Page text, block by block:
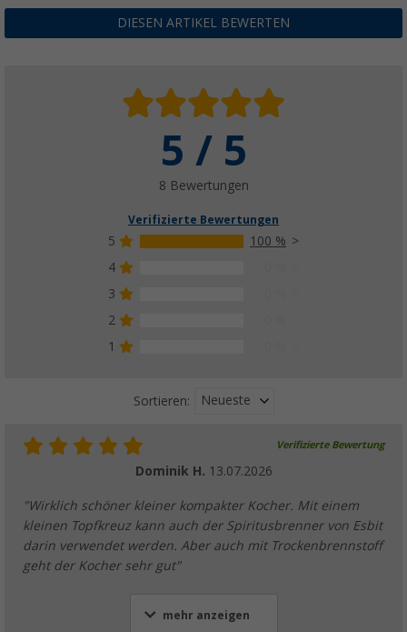
DIESEN ARTIKEL BEWERTEN
5 / 5
8 Bewertungen
Verifizierte Bewertungen
5
100 %
4
3
2
1
Sortieren: Neueste
Verifizierte Bewertung
Dominik H. 13.07.2026
"Wirklich schöner kleiner kompakter Kocher. Mit einem
kleinen Topfkreuz kann auch der Spiritusbrenner von Esbit
darin verwendet werden. Aber auch mit Trockenbrennstoff
geht der Kocher sehr gut"
mehr anzeigen